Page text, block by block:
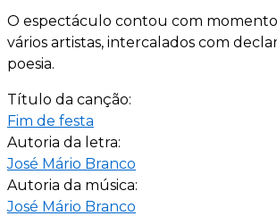
O espectáculo contou com
vários artistas, intercalados com
poesia.
Título da canção:
Fim de festa
Autoria da letra:
José Mário Branco
Autoria da música:
José Mário Branco